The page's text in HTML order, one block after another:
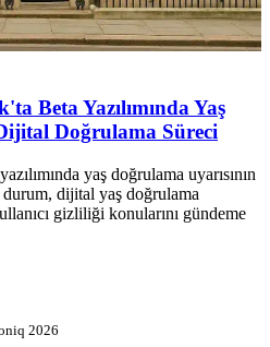
Beta Yazılımında Yaş
Doğrulama Süreci
yaş doğrulama uyarısının
dijital yaş doğrulama
gizliliği konularını gündeme
2026